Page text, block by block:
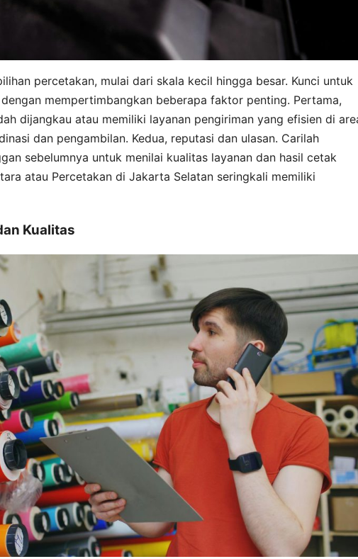
percetakan, mulai dari skala kecil hingga besar. Kunci untuk
mempertimbangkan beberapa faktor penting. Pertama,
dijangkau atau memiliki layanan pengiriman yang efisien di
dan pengambilan. Kedua, reputasi dan ulasan. Carilah
sebelumnya untuk menilai kualitas layanan dan hasil cetak
atau Percetakan di Jakarta Selatan seringkali memiliki
Kualitas